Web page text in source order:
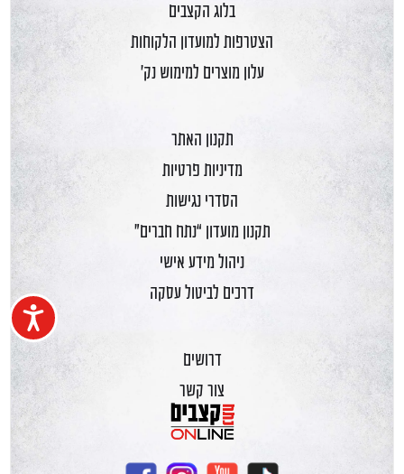
בלוג הקצבים
הצטרפות למועדון הלקוחות
עלון מוצרים למימוש נק'
תקנון האתר
מדיניות פרטיות
הסדרי נגישות
תקנון מועדון “נתח חברים”
ניהול מידע אישי
דרכים לביטול עסקה
דרושים
צור קשר